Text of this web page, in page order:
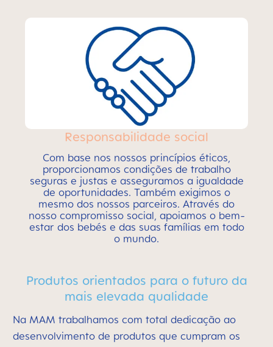
Responsabilidade social
Com base nos nossos princípios éticos,
proporcionamos condições de trabalho
seguras e justas e asseguramos a igualdade
de oportunidades. Também exigimos o
mesmo dos nossos parceiros. Através do
nosso compromisso social, apoiamos o bem-
estar dos bebés e das suas famílias em todo
o mundo.
Produtos orientados para o futuro da
mais elevada qualidade
Na MAM trabalhamos com total dedicação ao
desenvolvimento de produtos que cumpram os